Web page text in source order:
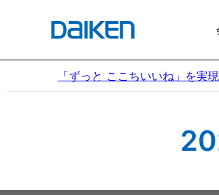
「ずっと ここちいいね」を実